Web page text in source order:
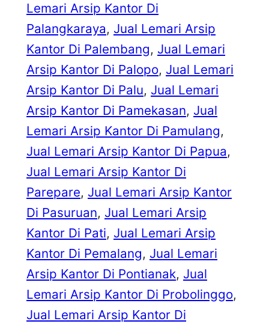
Lemari Arsip Kantor Di
Palangkaraya, Jual Lemari Arsip
Kantor Di Palembang, Jual Lemari
Arsip Kantor Di Palopo, Jual Lemari
Arsip Kantor Di Palu, Jual Lemari
Arsip Kantor Di Pamekasan, Jual
Lemari Arsip Kantor Di Pamulang
Jual Lemari Arsip Kantor Di Papua
Jual Lemari Arsip Kantor Di
Parepare, Jual Lemari Arsip Kantor
Di Pasuruan, Jual Lemari Arsip
Kantor Di Pati, Jual Lemari Arsip
Kantor Di Pemalang, Jual Lemari
Arsip Kantor Di Pontianak, Jual
Lemari Arsip Kantor Di Probolinggo
Jual Lemari Arsip Kantor Di